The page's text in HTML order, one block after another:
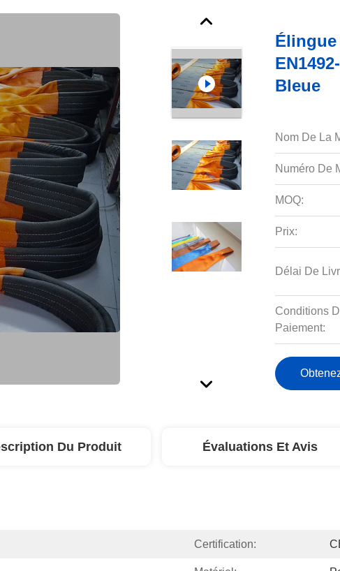
Bleue
Nom De La
Numéro De
MOQ:
Prix:
Délai De
Conditions
Paiement:
Du Produit Évaluations Et Avis
Certification: